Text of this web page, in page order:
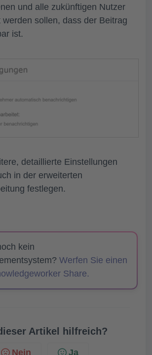
und alle zukünftigen Nutzer
werden sollen, dass der Beitrag
ist.
detaillierte Einstellungen
in der erweiterten
festlegen.
kein
Werfen Sie einen
Share.
Artikel hilfreich?
Nein Ja